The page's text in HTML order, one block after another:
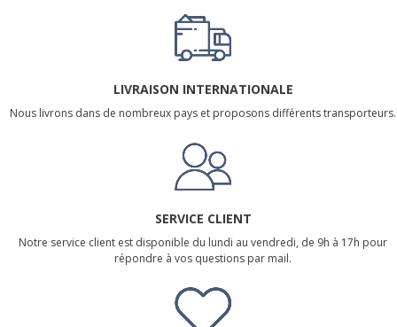
LIVRAISON INTERNATIONALE
Nous livrons dans de nombreux pays et proposons différents transporteurs.
SERVICE CLIENT
Notre service client est disponible du lundi au vendredi, de 9h à 17h pour
répondre à vos questions par mail.